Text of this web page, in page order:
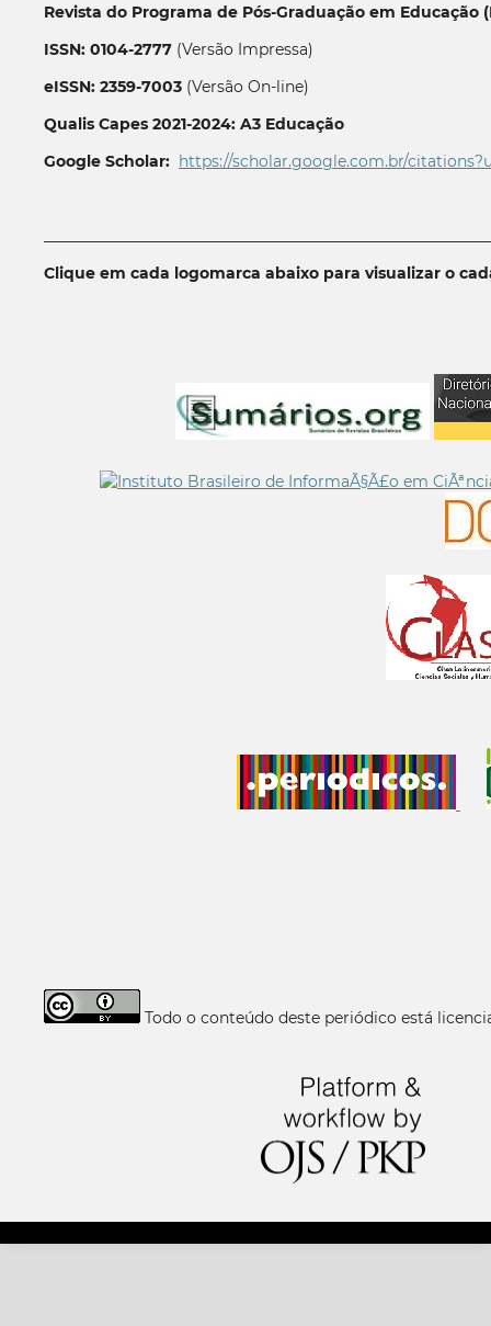
Revista do Programa de Pós-Graduação em Educação
ISSN: 0104-2777(Versão Impressa)
eISSN: 2359-7003(Versão On-line)
Qualis Capes 2021-2024: A3 Educação
Google Scholar: https://scholar.google.com.br/
Clique em cada logomarca abaixo para visualizar o
Todo o conteúdo deste periódico está